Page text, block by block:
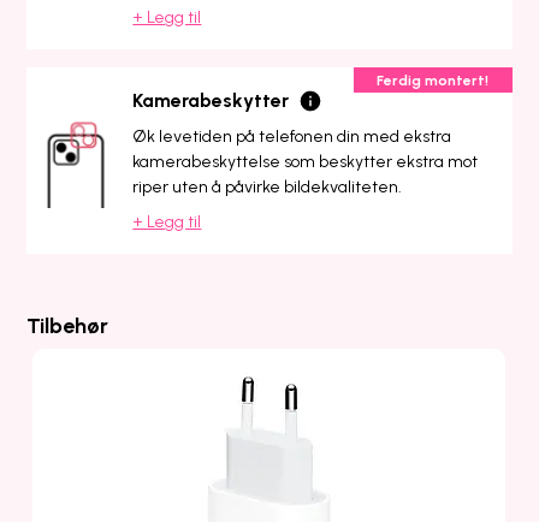
+ Legg til
Kamerabeskytter
Øk levetiden på telefonen din med ekstra
kamerabeskyttelse som beskytter ekstra mot
riper uten å påvirke bildekvaliteten.
Ferdig montert!
+ Legg til
Tilbehør